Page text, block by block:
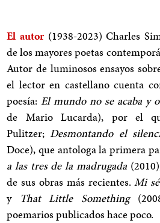
El autor (1938-2023) Charles
de los mayores poetas
Autor de luminosos ensayos
el lector en castellano cuenta
poesía:El mundo no se acaba y
de Mario Lucarda), por el
Pulitzer;Desmontando el
Doce), que antologa la primera
a las tres de la madrugada
de sus obras más recientes.Mi
y
That Little Something
poemarios publicados hace poco.